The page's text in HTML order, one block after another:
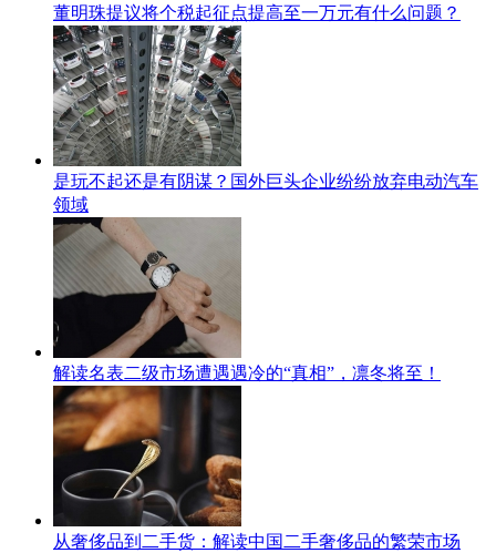
董明珠提议将个税起征点提高至一万元有什么问题？
是玩不起还是有阴谋？国外巨头企业纷纷放弃电动汽车
领域
解读名表二级市场遭遇遇冷的“真相”，凛冬将至！
从奢侈品到二手货：解读中国二手奢侈品的繁荣市场